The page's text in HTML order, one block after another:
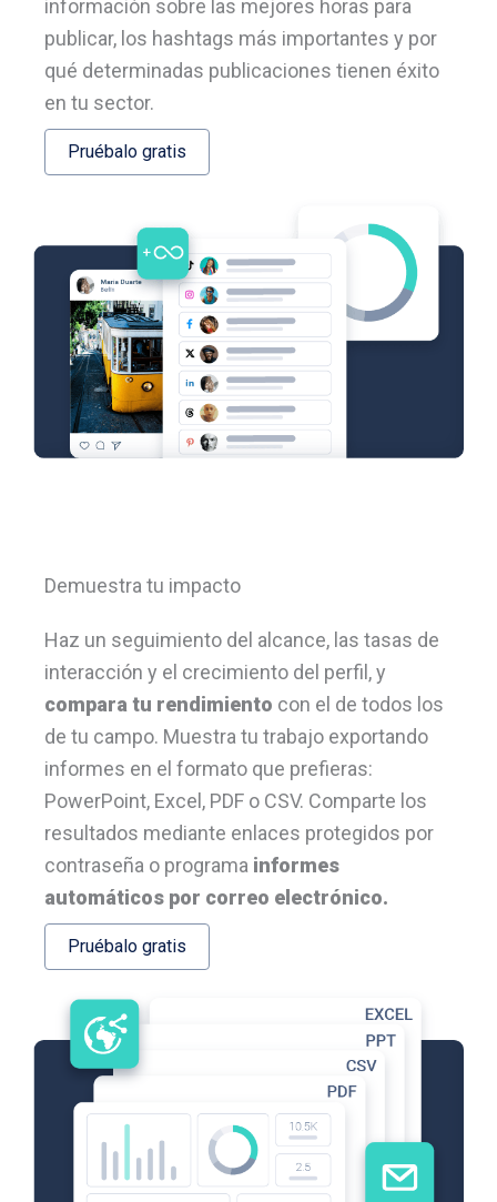
información sobre las mejores horas para
publicar, los hashtags más importantes y por
qué determinadas publicaciones tienen éxito
en tu sector.
Pruébalo gratis
Demuestra tu impacto
Haz un seguimiento del alcance, las tasas de
interacción y el crecimiento del perfil, y
compara tu rendimiento con el de todos los
de tu campo. Muestra tu trabajo exportando
informes en el formato que prefieras:
PowerPoint, Excel, PDF o CSV. Comparte los
resultados mediante enlaces protegidos por
contraseña o programa informes
automáticos por correo electrónico.
Pruébalo gratis